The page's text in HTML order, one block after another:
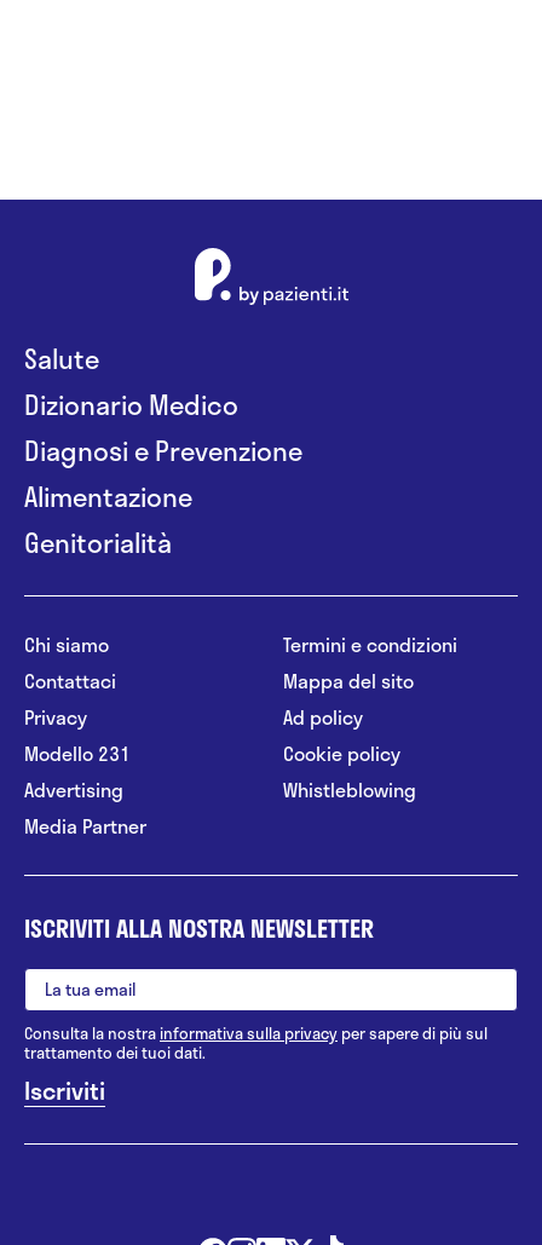
Salute
Dizionario Medico
Diagnosi e Prevenzione
Alimentazione
Genitorialità
Chi siamo
Contattaci
Privacy
Modello 231
Advertising
Media Partner
Termini e condizioni
Mappa del sito
Ad policy
Cookie policy
Whistleblowing
ISCRIVITI ALLA NOSTRA NEWSLETTER
Consulta la nostrainformativa sulla privacy per sapere di più sul
trattamento dei tuoi dati.